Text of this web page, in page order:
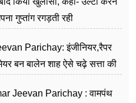
गुप्तांग रगड़ती रही
Parichay: इंजीनियर,रैपर
बन बालेन शाह ऐसे चढ़े सत्ता की
Jeevan Parichay : वामपंथ